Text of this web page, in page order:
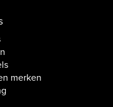
merken